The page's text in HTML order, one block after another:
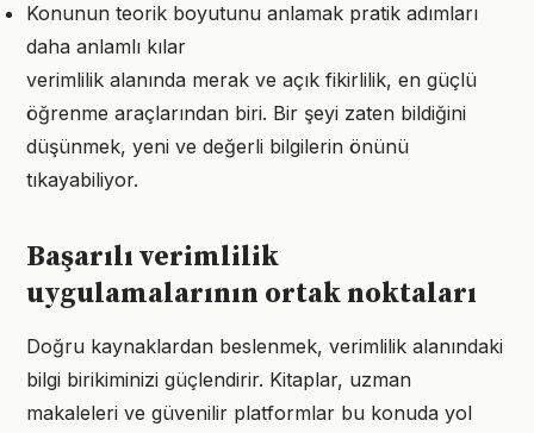
Konunun teorik boyutunu anlamak pratik adımları
daha anlamlı kılar
verimlilik alanında merak ve açık fikirlilik, en güçlü
öğrenme araçlarından biri. Bir şeyi zaten bildiğini
düşünmek, yeni ve değerli bilgilerin önünü
tıkayabiliyor.
Başarılı verimlilik
uygulamalarının ortak noktaları
Doğru kaynaklardan beslenmek, verimlilik alanındaki
bilgi birikiminizi güçlendirir. Kitaplar, uzman
makaleleri ve güvenilir platformlar bu konuda yol